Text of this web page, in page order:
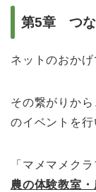
第5章 つ
ネットのおかげ
その繋がりから
のイベントを行
「マメマメク
農の体験教室